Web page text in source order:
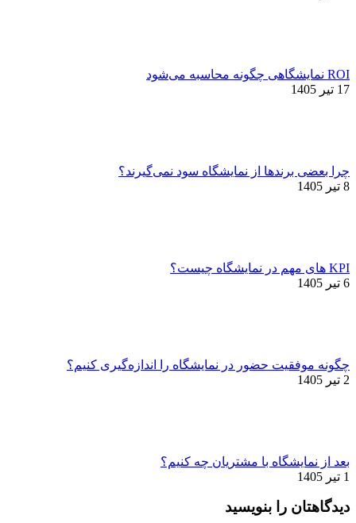
ROI نمایشگاهی چگونه محاسبه می‌شود
17 تیر 1405
چرا بعضی برندها از نمایشگاه سود نمی‌گیرند؟
8 تیر 1405
KPI های مهم در نمایشگاه چیست؟
6 تیر 1405
چگونه موفقیت حضور در نمایشگاه را اندازه‌گیری کنیم؟
2 تیر 1405
بعد از نمایشگاه با مشتریان چه کنیم؟
1 تیر 1405
دیدگاهتان را بنویسید